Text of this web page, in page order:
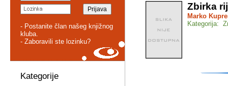
- Postanite član našeg knjižnog
kluba.
- Zaboravili ste lozinku?
Kategorije
Zbirka
Marko
Kategorija: